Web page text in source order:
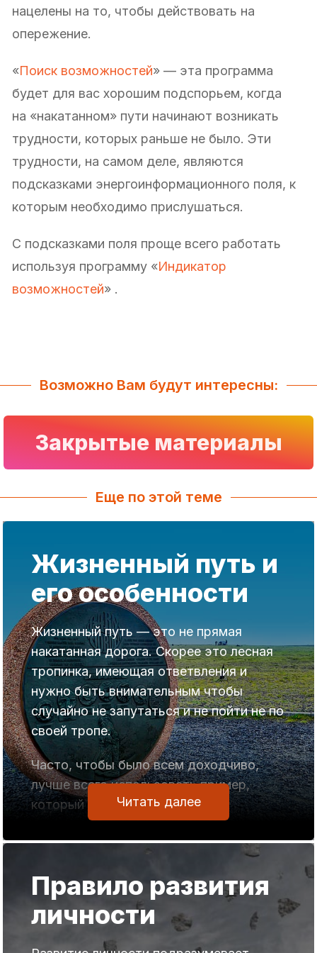
нацелены на то, чтобы действовать на
опережение.
«Поиск возможностей» — эта программа
будет для вас хорошим подспорьем, когда
на «накатанном» пути начинают возникать
трудности, которых раньше не было. Эти
трудности, на самом деле, являются
подсказками энергоинформационного поля, к
которым необходимо прислушаться.
С подсказками поля проще всего работать
используя программу «Индикатор
возможностей» .
Возможно Вам будут интересны:
Закрытые материалы
Еще по этой теме
Жизненный путь и
его особенности
Жизненный путь — это не прямая
накатанная дорога. Скорее это лесная
тропинка, имеющая ответвления и
нужно быть внимательным чтобы
случайно не запутаться и не пойти не по
своей тропе.
Часто, чтобы было всем доходчиво,
лучше всего использовать пример,
который у всех на виду.
Говоря сегодня о программе «Открытый
жизненный путь» , в начале выпуска
вспомним «свежую» историю с
российским миллиардером Михаилом
Прохоровым.
Читать далее
Правило развития
личности